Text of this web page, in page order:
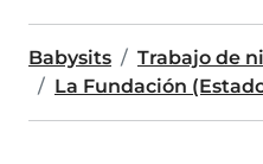
Babysits
Trabajo de
La Fundación